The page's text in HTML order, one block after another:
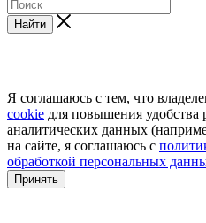
Найти
Я соглашаюсь с тем, что
cookie для повышения удобства
аналитических данных
на сайте, я соглашаюсь с
обработкой персональных
Принять